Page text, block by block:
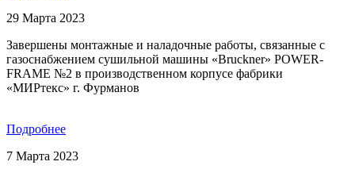
29 Марта 2023
Завершены монтажные и наладочные работы, связанные с
газоснабжением сушильной машины «Bruckner» POWER-
FRAME №2 в производственном корпусе фабрики
«МИРтекс» г. Фурманов
Подробнее
7 Марта 2023